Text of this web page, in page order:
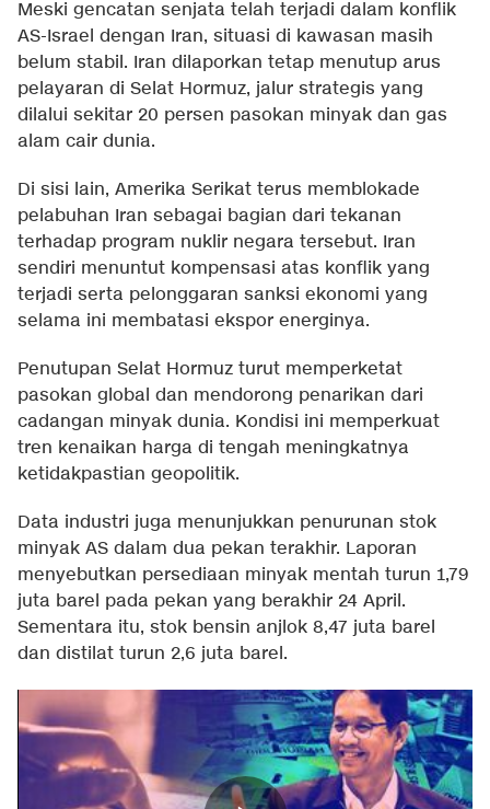
Meski gencatan senjata telah terjadi dalam konflik
AS-Israel dengan Iran, situasi di kawasan masih
belum stabil. Iran dilaporkan tetap menutup arus
pelayaran di Selat Hormuz, jalur strategis yang
dilalui sekitar 20 persen pasokan minyak dan gas
alam cair dunia.
Di sisi lain, Amerika Serikat terus memblokade
pelabuhan Iran sebagai bagian dari tekanan
terhadap program nuklir negara tersebut. Iran
sendiri menuntut kompensasi atas konflik yang
terjadi serta pelonggaran sanksi ekonomi yang
selama ini membatasi ekspor energinya.
Penutupan Selat Hormuz turut memperketat
pasokan global dan mendorong penarikan dari
cadangan minyak dunia. Kondisi ini memperkuat
tren kenaikan harga di tengah meningkatnya
ketidakpastian geopolitik.
Data industri juga menunjukkan penurunan stok
minyak AS dalam dua pekan terakhir. Laporan
menyebutkan persediaan minyak mentah turun 1,79
juta barel pada pekan yang berakhir 24 April.
Sementara itu, stok bensin anjlok 8,47 juta barel
dan distilat turun 2,6 juta barel.